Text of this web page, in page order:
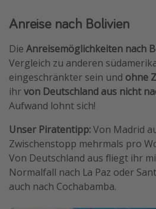
Strandurlaub
Gruppenreisen
Hotels in Hamburg
Hotels in Amsterdam
Hotels am Achensee
Weitere Themen
Reise Journal
Familienurlaub in der Türkei
Anreise nach Bolivien
Die Anreisemöglichkeiten nach
Vergleich zu anderen
eingeschränkter sein und ohne
ihrvon Deutschland aus nicht
Aufwand lohnt sich!
Unser Piratentipp:Von Madrid
Zwischenstopp mehrmals pro
Von Deutschland aus fliegt ihr
Normalfall nach La Paz oder
auch nach Cochabamba.